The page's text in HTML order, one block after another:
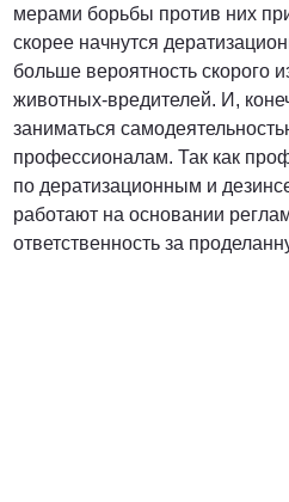
мерами борьбы против них
скорее начнутся
больше вероятность скорого
животных-вредителей. И,
заниматься
профессионалам. Так как
по дератизационным и
работают на основании
ответственность за